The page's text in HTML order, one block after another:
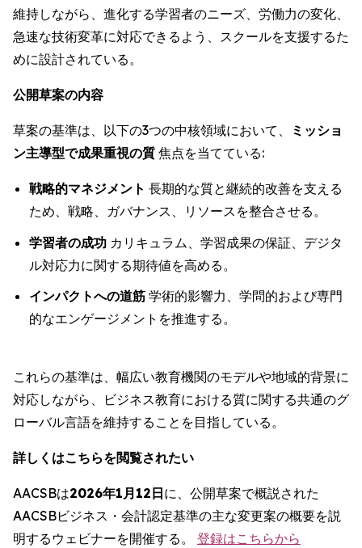
維持しながら、進化する学習者のニーズ、労働力の変化、
急速な技術変革に対応できるよう、スクールを支援するた
めに設計されている。
公開草案の内容
草案の基準は、以下の3つの中核領域において、
ミッショ
ン主導型で成果重視の質 焦点を当てている:
戦略的マネジメント 長期的な質と継続的改善を支える
ため、戦略、ガバナンス、リソースを整合させる。
学習者の成功 カリキュラム、学習成果の保証、デジタ
ル対応力に関する期待値を高める。
インパクトへの道筋 学術的影響力、学問的および専門
的なエンゲージメントを推進する。
これらの基準は、幅広い教育機関のモデルや地域的背景に
対応しながら、ビジネス教育における質に関する共通のグ
ローバル言語を維持することを目指している。
詳しくはこちらを閲覧されたい
AACSBは2026年1月12日に、公開草案で概説された
AACSBビジネス・会計認定基準の主な変更案の概要を説
明するウェビナーを開催する。 登録はこちらから